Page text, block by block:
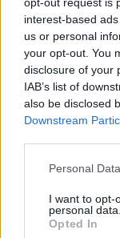
interest-based
us or personal
your opt-out. You
disclosure of your
IAB’s list of
also be disclosed
Downstream
Personal
I want to opt-
personal data.
Opted In